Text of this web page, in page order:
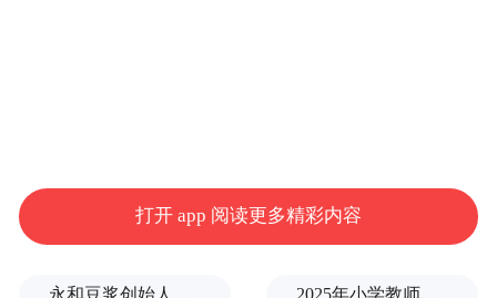
打开 app 阅读更多精彩内容
永和豆浆创始人林炳生逝世，享年70岁 2025年小学教师减少13.19万